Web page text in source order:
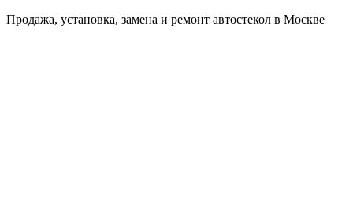
Продажа, установка, замена и ремонт автостекол в Москве